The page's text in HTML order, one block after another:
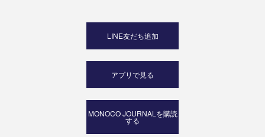
LINE友だち追加
アプリで見る
MONOCO JOURNALを購読
する